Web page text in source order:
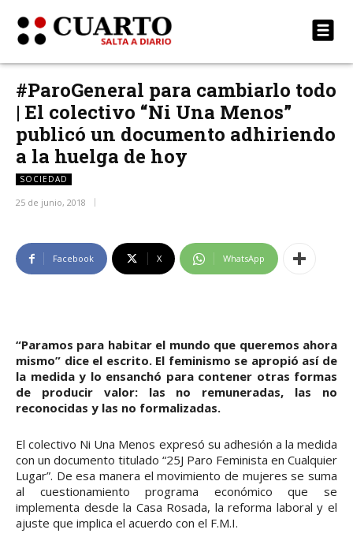
#ParoGeneral para cambiarlo todo
| El colectivo “Ni Una Menos”
publicó un documento adhiriendo
a la huelga de hoy
SOCIEDAD
25 de junio, 2018
Facebook X WhatsApp
“Paramos para habitar el mundo que queremos ahora
mismo” dice el escrito. El feminismo se apropió así de
la medida y lo ensanchó para contener otras formas
de producir valor: las no remuneradas, las no
reconocidas y las no formalizadas.
El colectivo Ni Una Menos expresó su adhesión a la medida
con un documento titulado “25J Paro Feminista en Cualquier
Lugar”. De esa manera el movimiento de mujeres se suma
al cuestionamiento programa económico que se
implementa desde la Casa Rosada, la reforma laboral y el
ajuste que implica el acuerdo con el F.M.I.